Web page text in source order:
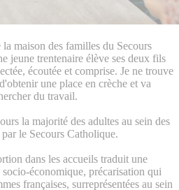
maison des familles du Secours
jeune trentenaire élève ses deux fils
écoutée et comprise. Je ne trouve
une place en crèche et va
du travail.
la majorité des adultes au sein des
le Secours Catholique.
dans les accueils traduit une
économique, précarisation qui
françaises, surreprésentées au sein